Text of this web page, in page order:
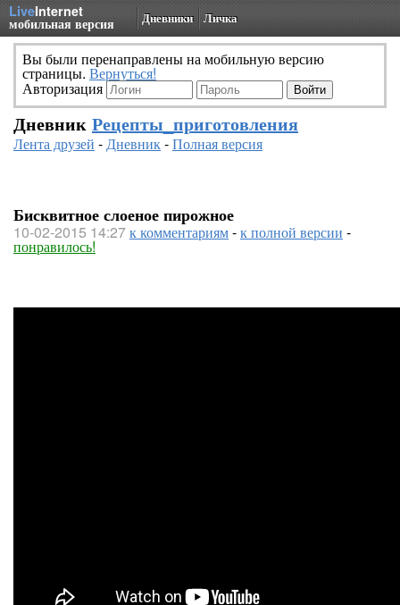
LiveInternet
мобильная версия Дневники Личка
Вы были перенаправлены на мобильную версию
страницы. Вернуться!
Авторизация
Дневник Рецепты_приготовления
Лента друзей -Дневник-Полная версия
Бисквитное слоеное пирожное
10-02-2015 14:27к комментариям-к полной версии -
понравилось!